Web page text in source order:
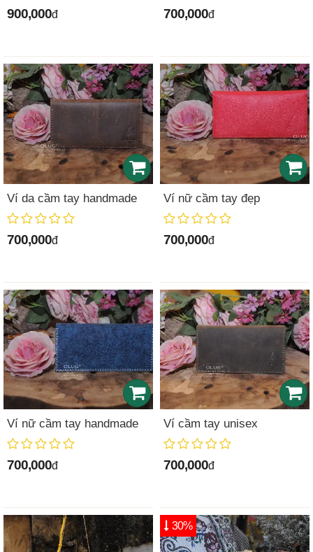
900,000đ 700,000đ
Ví da cầm tay handmade
700,000đ
Ví nữ cầm tay đẹp
700,000đ
Ví nữ cầm tay handmade
700,000đ
Ví cầm tay unisex
700,000đ
30%